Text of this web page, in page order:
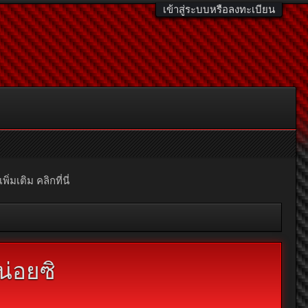
เข้าสู่ระบบหรือลงทะเบียน
พิ่มเติม คลิกที่นี่
อยซิ